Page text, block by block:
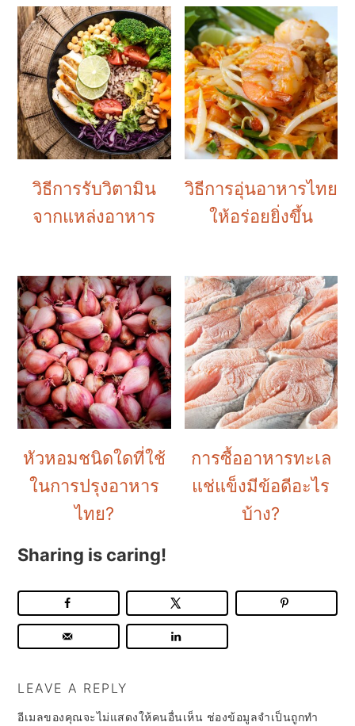
วิธีการรับวิตามิน
จากแหล่งอาหาร
วิธีการอุ่นอาหารไทย
ให้อร่อยยิ่งขึ้น
หัวหอมชนิดใดที่ใช้
ในการปรุงอาหาร
ไทย?
การซื้ออาหารทะเล
แช่แข็งมีข้อดีอะไร
บ้าง?
Sharing is caring!
LEAVE A REPLY
อีเมลของคุณจะไม่แสดงให้คนอื่นเห็น ช่องข้อมูลจำเป็นถูกทำ